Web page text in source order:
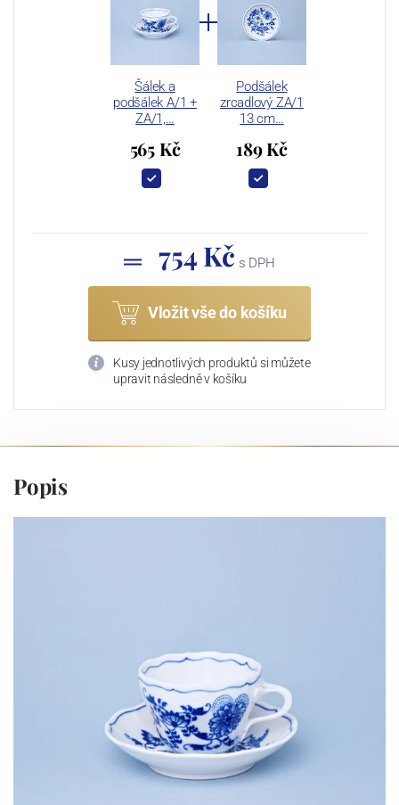
Šálek a
podšálek A/1 +
ZA/1,…
565 Kč
Podšálek
zrcadlový ZA/1
13 cm…
189 Kč
754 Kč s DPH
Vložit vše do košíku
Kusy jednotlivých produktů si můžete
upravit následně v košíku
Popis